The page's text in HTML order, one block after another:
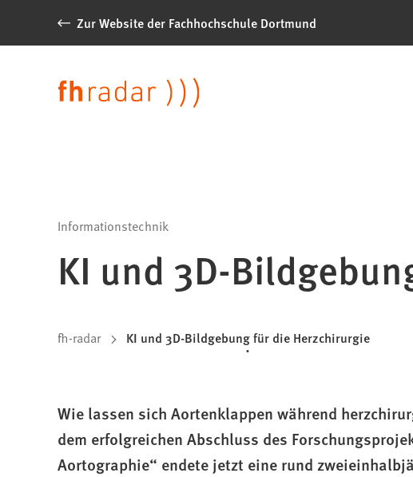
Inhalt anspringenZur Website der Fachhochschule Dortmund
der
Sprache
Informationstechnik
KI und 3D-
Sie
sich
hier:
fh-radar KI und 3D-Bildgebung für die Herzchirurgie
Wie lassen sich Aortenklappen während
dem erfolgreichen Abschluss des
Aortographie“ endete jetzt eine rund